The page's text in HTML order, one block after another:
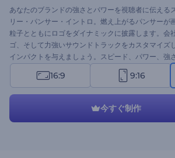
あなたのブランドの強さとパワーを視聴者に伝える
リー・パンサー・イントロ。燃え上がるパンサーが
粒子とともにロゴをダイナミックに披露します。会
ゴ、そして力強いサウンドトラックをカスタマイズ
インパクトを与えましょう。スピード、パワー、強
ギッシュなイントロを求めるブランドに最適です。
ンドの存在感を高めましょう！
16:9 9:16
今すぐ制作